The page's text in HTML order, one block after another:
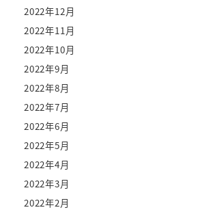
2022年12月
2022年11月
2022年10月
2022年9月
2022年8月
2022年7月
2022年6月
2022年5月
2022年4月
2022年3月
2022年2月